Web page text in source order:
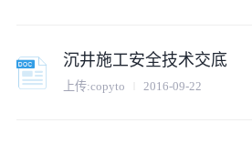
沉井施工安全技术交底
上传:copyto 2016-09-22